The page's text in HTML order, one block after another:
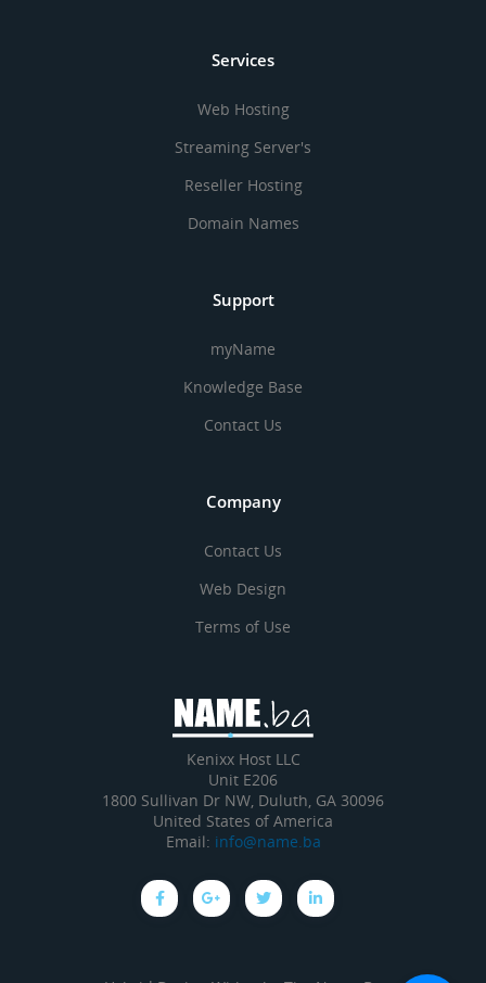
Services
Web Hosting
Streaming Server's
Reseller Hosting
Domain Names
Support
myName
Knowledge Base
Contact Us
Company
Contact Us
Web Design
Terms of Use
Kenixx Host LLC
Unit E206
1800 Sullivan Dr NW, Duluth, GA 30096
United States of America
Email: info@name.ba